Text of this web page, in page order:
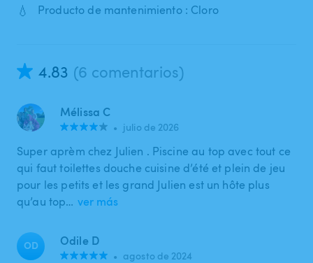
💧 Producto de mantenimiento : Cloro
4.83 (6 comentarios)
Mélissa C
• julio de 2026
Super aprèm chez Julien . Piscine au top avec tout ce
qui faut toilettes douche cuisine d’été et plein de jeu
pour les petits et les grand Julien est un hôte plus
qu’au top… ver más
OD Odile D
• agosto de 2024